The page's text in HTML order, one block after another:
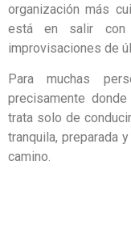
organización más
está en salir con
improvisaciones de
Para muchas
precisamente
trata solo de
tranquila, preparada
camino.